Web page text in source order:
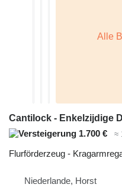
Cantilock - Enkelzijdige
1.700 €
≈
Flurförderzeug -
Niederlande, Horst